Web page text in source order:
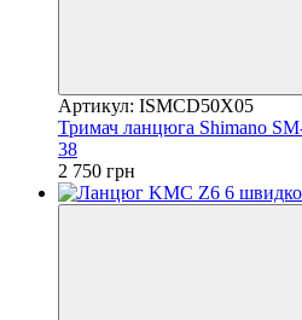
Артикул: ISMCD50X05
Тримач ланцюга Shimano
38
2 750 грн